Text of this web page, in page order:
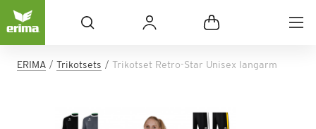
ERIMA Trikotsets Trikotset Retro-Star Unisex langarm